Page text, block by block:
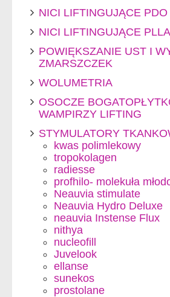
NICI LIFTINGUJĄCE PDO
NICI LIFTINGUJĄCE PLLA
POWIĘKSZANIE UST I
ZMARSZCZEK
WOLUMETRIA
OSOCZE
WAMPIRZY LIFTING
STYMULATORY
kwas polimlekowy
tropokolagen
radiesse
profhilo- molekuła
Neauvia stimulate
Neauvia Hydro Deluxe
neauvia Instense Flux
nithya
nucleofill
Juvelook
ellanse
sunekos
prostolane